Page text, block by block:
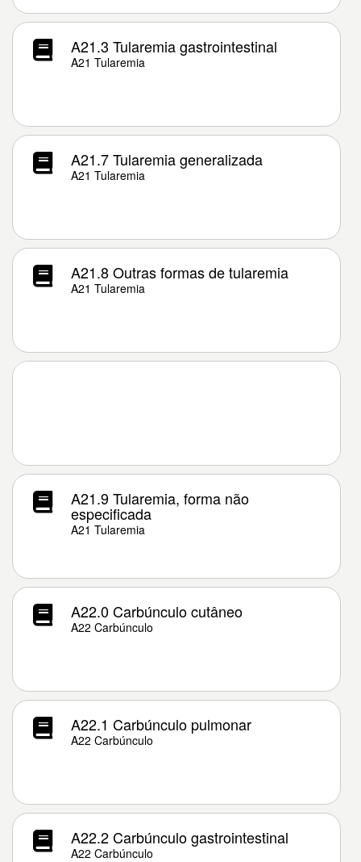
A21.3 Tularemia gastrointestinal
A21 Tularemia
A21.7 Tularemia generalizada
A21 Tularemia
A21.8 Outras formas de tularemia
A21 Tularemia
A21.9 Tularemia, forma não
especificada
A21 Tularemia
A22.0 Carbúnculo cutâneo
A22 Carbúnculo
A22.1 Carbúnculo pulmonar
A22 Carbúnculo
A22.2 Carbúnculo gastrointestinal
A22 Carbúnculo